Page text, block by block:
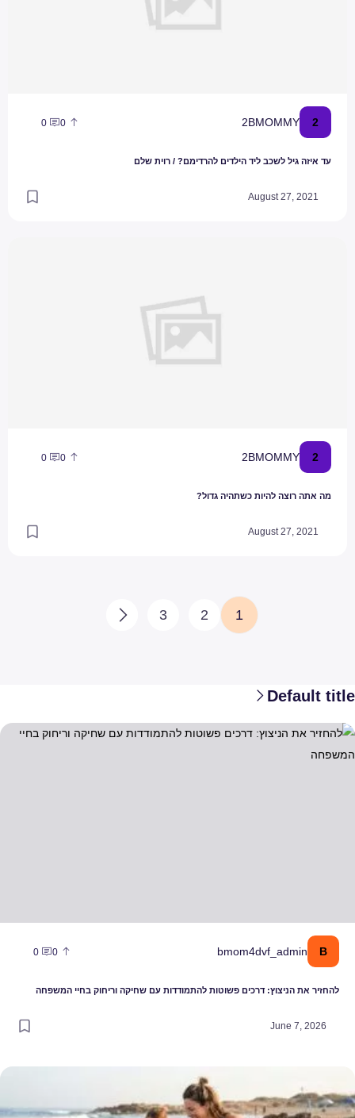
2
2BMOMMY
0
0
עד איזה גיל לשכב ליד הילדים להרדימם? / רוית שלם
August 27, 2021
2
2BMOMMY
0
0
מה אתה רוצה להיות כשתהיה גדול?
August 27, 2021
1
2
3
Next
Default title
B
bmom4dvf_admin
0
0
להחזיר את הניצוץ: דרכים פשוטות להתמודדות עם שחיקה וריחוק בחיי המשפחה
June 7, 2026
להחזיר את הניצוץ: דרכים פשוטות להתמודדות עם שחיקה וריחוק בחיי
הפריט שמשנה את חוקי המשחק בחוף: איך לבחור את בגד הים שיתמוך בך